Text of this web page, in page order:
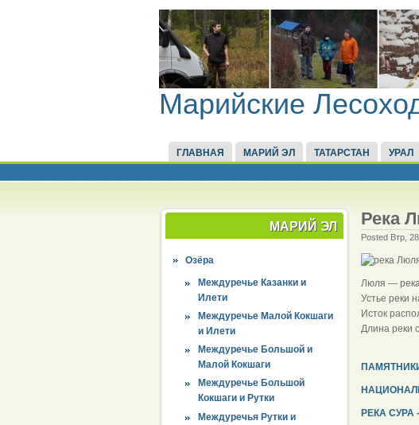
Марийские
ГЛАВНАЯ МАРИЙ ЭЛ ТАТАРСТАН УРАЛ
МАРИЙ ЭЛ
Озёра
Междуречье Казанки и
Илети
Междуречье Малой Кокшаги
и Илети
Междуречье Большой и
Малой Кокшаги
Междуречье Большой
Кокшаги и Рутки
Междуречья Рутки и
Река
Posted Втр,
Люля — река
Устье реки
Исток
Длина реки
РЕКА